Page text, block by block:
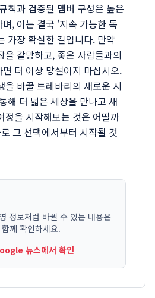
칙과 검증된 멤버 구성은 높은
, 이는 결국 '지속 가능한 독
가장 확실한 길입니다. 만약
을 갈망하고, 좋은 사람들과의
더 이상 망설이지 마십시오.
을 바꿀 트레바리의 새로운 시
해 더 넓은 세상을 만나고 새
정을 시작해보는 것은 어떨까
그 선택에서부터 시작될 것
정보처럼 바뀔 수 있는 내용은
께 확인하세요.
뉴스에서 확인